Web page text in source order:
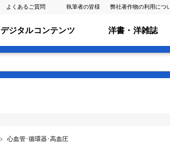
よくあるご質問 執筆者の皆様 弊社著作物の利用につ
デジタルコンテンツ 洋書・洋雑誌
心血管･循環器･高血圧